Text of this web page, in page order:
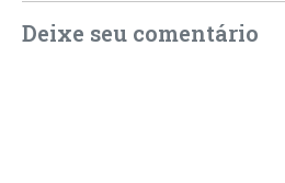
Deixe seu comentário